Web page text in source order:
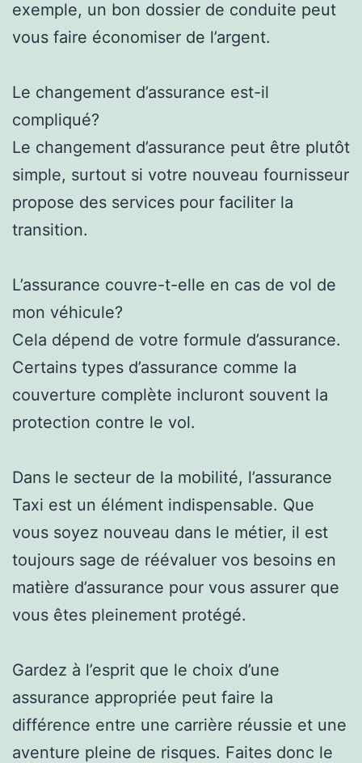
exemple, un bon dossier de conduite peut
vous faire économiser de l’argent.
Le changement d’assurance est-il
compliqué?
Le changement d’assurance peut être plutôt
simple, surtout si votre nouveau fournisseur
propose des services pour faciliter la
transition.
L’assurance couvre-t-elle en cas de vol de
mon véhicule?
Cela dépend de votre formule d’assurance.
Certains types d’assurance comme la
couverture complète incluront souvent la
protection contre le vol.
Dans le secteur de la mobilité, l’assurance
Taxi est un élément indispensable. Que
vous soyez nouveau dans le métier, il est
toujours sage de réévaluer vos besoins en
matière d’assurance pour vous assurer que
vous êtes pleinement protégé.
Gardez à l’esprit que le choix d’une
assurance appropriée peut faire la
différence entre une carrière réussie et une
aventure pleine de risques. Faites donc le